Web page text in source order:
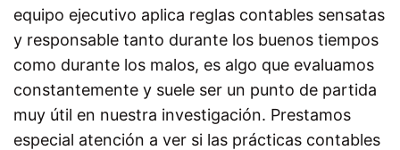
equipo ejecutivo aplica reglas contables sensatas
y responsable tanto durante los buenos tiempos
como durante los malos, es algo que evaluamos
constantemente y suele ser un punto de partida
muy útil en nuestra investigación. Prestamos
especial atención a ver si las prácticas contables